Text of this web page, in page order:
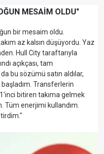
MESAİM OLDU"
bir mesaim oldu.
az kalsın düşüyordu. Yaz
Hull City taraftarıyla
açıkçası, tam
bu sözümü satın aldılar,
Transferlerin
bitiren takıma gelmek
Tüm enerjimi kullandım.